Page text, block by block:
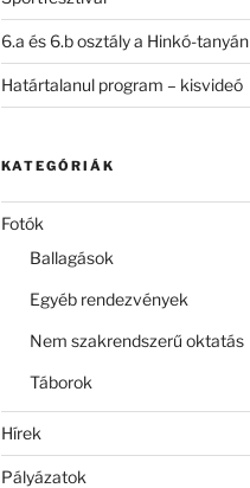
6.a és 6.b osztály a Hinkó-tanyán
Határtalanul program – kisvideó
KATEGÓRIÁK
Fotók
Ballagások
Egyéb rendezvények
Nem szakrendszerű oktatás
Táborok
Hírek
Pályázatok